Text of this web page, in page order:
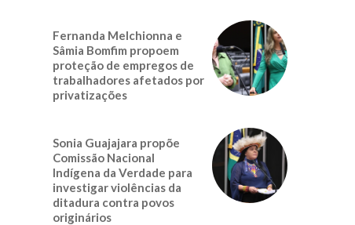
Fernanda Melchionna e
Sâmia Bomfim propoem
proteção de empregos de
trabalhadores afetados por
privatizações
Sonia Guajajara propõe
Comissão Nacional
Indígena da Verdade para
investigar violências da
ditadura contra povos
originários